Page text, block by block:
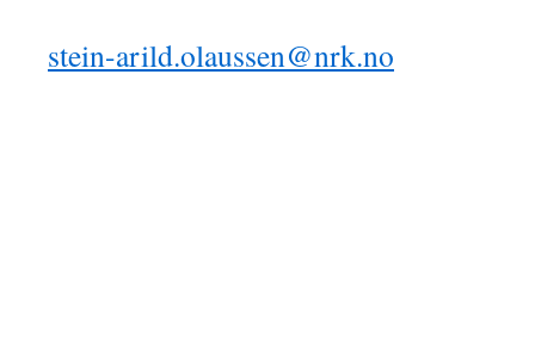
stein-arild.olaussen@nrk.no